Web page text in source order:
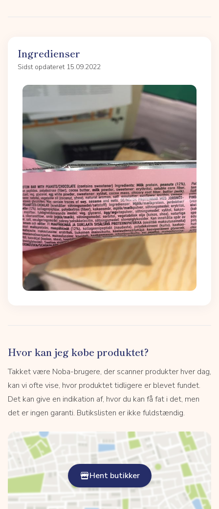
Ingredienser
Sidst opdateret 15.09.2022
Hvor kan jeg købe produktet?
Takket være Noba-brugere, der scanner produkter hver dag,
kan vi ofte vise, hvor produktet tidligere er blevet fundet.
Det kan give en indikation af, hvor du kan få fat i det, men
det er ingen garanti. Butikslisten er ikke fuldstændig.
Hent butikker